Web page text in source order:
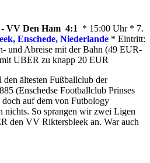
VV Den Ham 4:1
* 15:00 Uhr * 7.
Enschede, Niederlande * Eintritt:
und Abreise mit der Bahn (49 EUR-
UBER zu knapp 20 EUR
ältesten Fußballclub der
(Enschedse Footballclub Prinses
auf dem von Futbology
nichts. So sprangen wir zwei Ligen
den VV Riktersbleek an. War auch